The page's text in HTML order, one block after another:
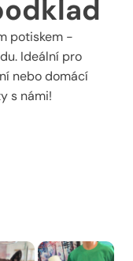
potiskem -
Ideální pro
nebo domácí
s námi!